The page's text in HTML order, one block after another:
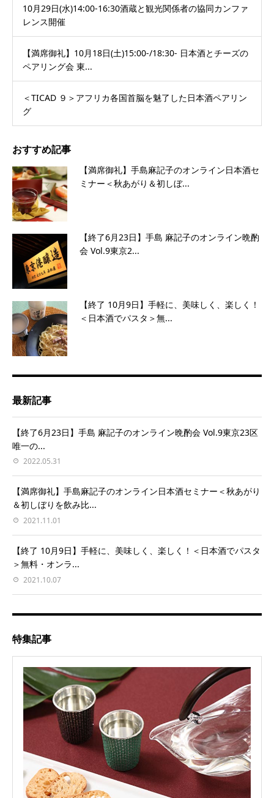
10月29日(水)14:00-16:30酒蔵と観光関係者の協同カンファ
レンス開催
【満席御礼】10月18日(土)15:00-/18:30- 日本酒とチーズの
ペアリング会 東...
＜TICAD ９＞アフリカ各国首脳を魅了した日本酒ペアリン
グ
おすすめ記事
【満席御礼】手島麻記子のオンライン日本酒セ
ミナー＜秋あがり＆初しぼ...
【終了6月23日】手島 麻記子のオンライン晩酌
会 Vol.9東京2...
【終了 10月9日】手軽に、美味しく、楽しく！
＜日本酒でパスタ＞無...
最新記事
【終了6月23日】手島 麻記子のオンライン晩酌会 Vol.9東京23区
唯一の...
2022.05.31
【満席御礼】手島麻記子のオンライン日本酒セミナー＜秋あがり
＆初しぼりを飲み比...
2021.11.01
【終了 10月9日】手軽に、美味しく、楽しく！＜日本酒でパスタ
＞無料・オンラ...
2021.10.07
特集記事